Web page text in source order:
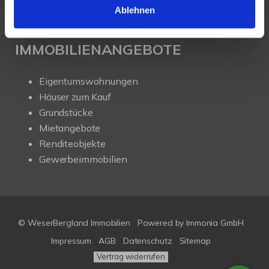
Ablehnen
IMMOBILIENANGEBOTE
Eigentumswohnungen
Häuser zum Kauf
Grundstücke
Mietangebote
Renditeobjekte
Gewerbeimmobilien
© WeserBergland Immobilien Powered by Immonia GmbH
Impressum
AGB Datenschutz Sitemap
Vertrag widerrufen